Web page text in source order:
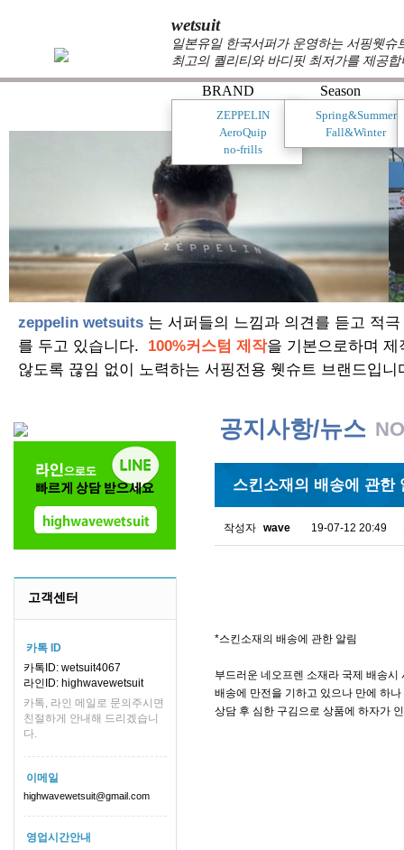
wetsuit
일본유일 한국서퍼가 운영하는 서핑웻
최고의 퀄리티와 바디핏 최저가를 제공합
BRAND
ZEPPELIN
AeroQuip
no-frills
Season
Spring&Summer
Fall&Winter
zeppelin wetsuits 는 서퍼들의 느낌과 의견를 듣고 적
를 두고 있습니다. 100%커스텀 제작을 기본으로하며
않도록 끊임 없이 노력하는 서핑전용 웻슈트 브랜드입니
고객센터
카톡 ID
카톡ID: wetsuit4067
라인ID: highwavewetsuit
카톡, 라인 메일로 문의주시면
친절하게 안내해 드리겠습니
다.
이메일
highwavewetsuit@gmail.com
영업시간안내
공지사항/뉴스
스킨소재의 배송에 관한
작성자 wave 19-07-12 20:49
*스킨소재의 배송에 관한 알림
부드러운 네오프렌 소재라 국제 배송
배송에 만전을 기하고 있으나 만에 하
상담 후 심한 구김으로 상품에 하자가